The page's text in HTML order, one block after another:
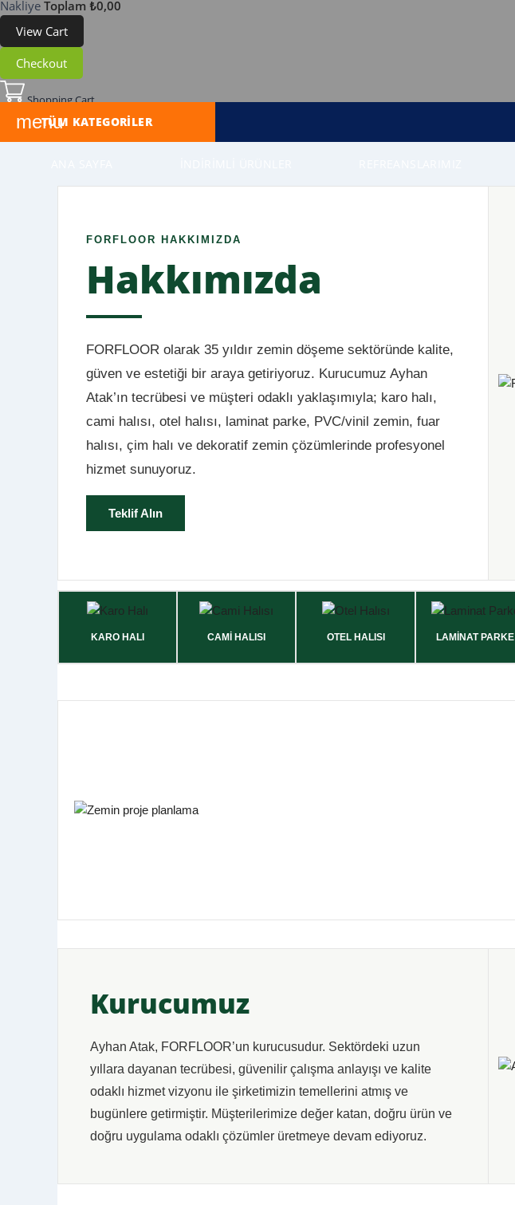
Nakliye Toplam ₺0,00
View Cart
Checkout
Shopping Cart
menuTÜM KATEGORILER
FORFLOOR HAKKIMIZDA
Hakkımızda
FORFLOOR olarak 35 yıldır zemin döşeme sektöründe kalite,
güven ve estetiği bir araya getiriyoruz. Kurucumuz Ayhan
Atak’ın tecrübesi ve müşteri odaklı yaklaşımıyla; karo halı,
cami halısı, otel halısı, laminat parke, PVC/vinil zemin, fuar
halısı, çim halı ve dekoratif zemin çözümlerinde profesyonel
hizmet sunuyoruz.
Teklif Alın
KARO HALI CAMİ HALISI OTEL HALISI LAMİNAT PARKE
Kurucumuz
Ayhan Atak, FORFLOOR’un kurucusudur. Sektördeki uzun
yıllara dayanan tecrübesi, güvenilir çalışma anlayışı ve kalite
odaklı hizmet vizyonu ile şirketimizin temellerini atmış ve
bugünlere getirmiştir. Müşterilerimize değer katan, doğru ürün ve
doğru uygulama odaklı çözümler üretmeye devam ediyoruz.